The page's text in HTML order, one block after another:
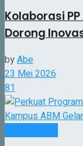
Kolaborasi
Dorong
byAbe
23 Mei 2026
81